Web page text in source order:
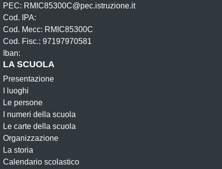
PEC: RMIC85300C@pec.istruzione.it
Cod. IPA:
Cod. Mecc: RMIC85300C
Cod. Fisc.: 97197970581
Iban:
LA SCUOLA
Presentazione
I luoghi
Le persone
I numeri della scuola
Le carte della scuola
Organizzazione
La storia
Calendario scolastico